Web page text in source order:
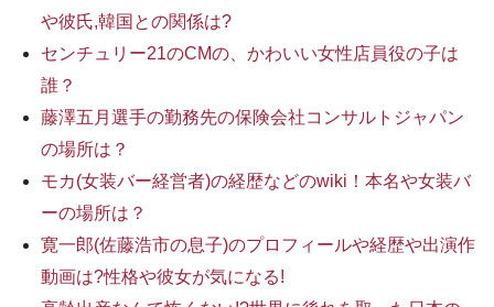
や彼氏,韓国との関係は?
センチュリー21のCMの、かわいい女性店員役の子は
誰？
藤澤五月選手の勤務先の保険会社コンサルトジャパン
の場所は？
モカ(女装バー経営者)の経歴などのwiki！本名や女装バ
ーの場所は？
寛一郎(佐藤浩市の息子)のプロフィールや経歴や出演作
動画は?性格や彼女が気になる!